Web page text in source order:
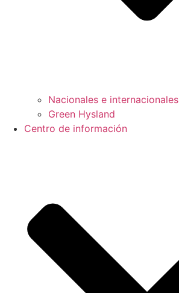
Nacionales e internacionales
Green Hysland
Centro de información